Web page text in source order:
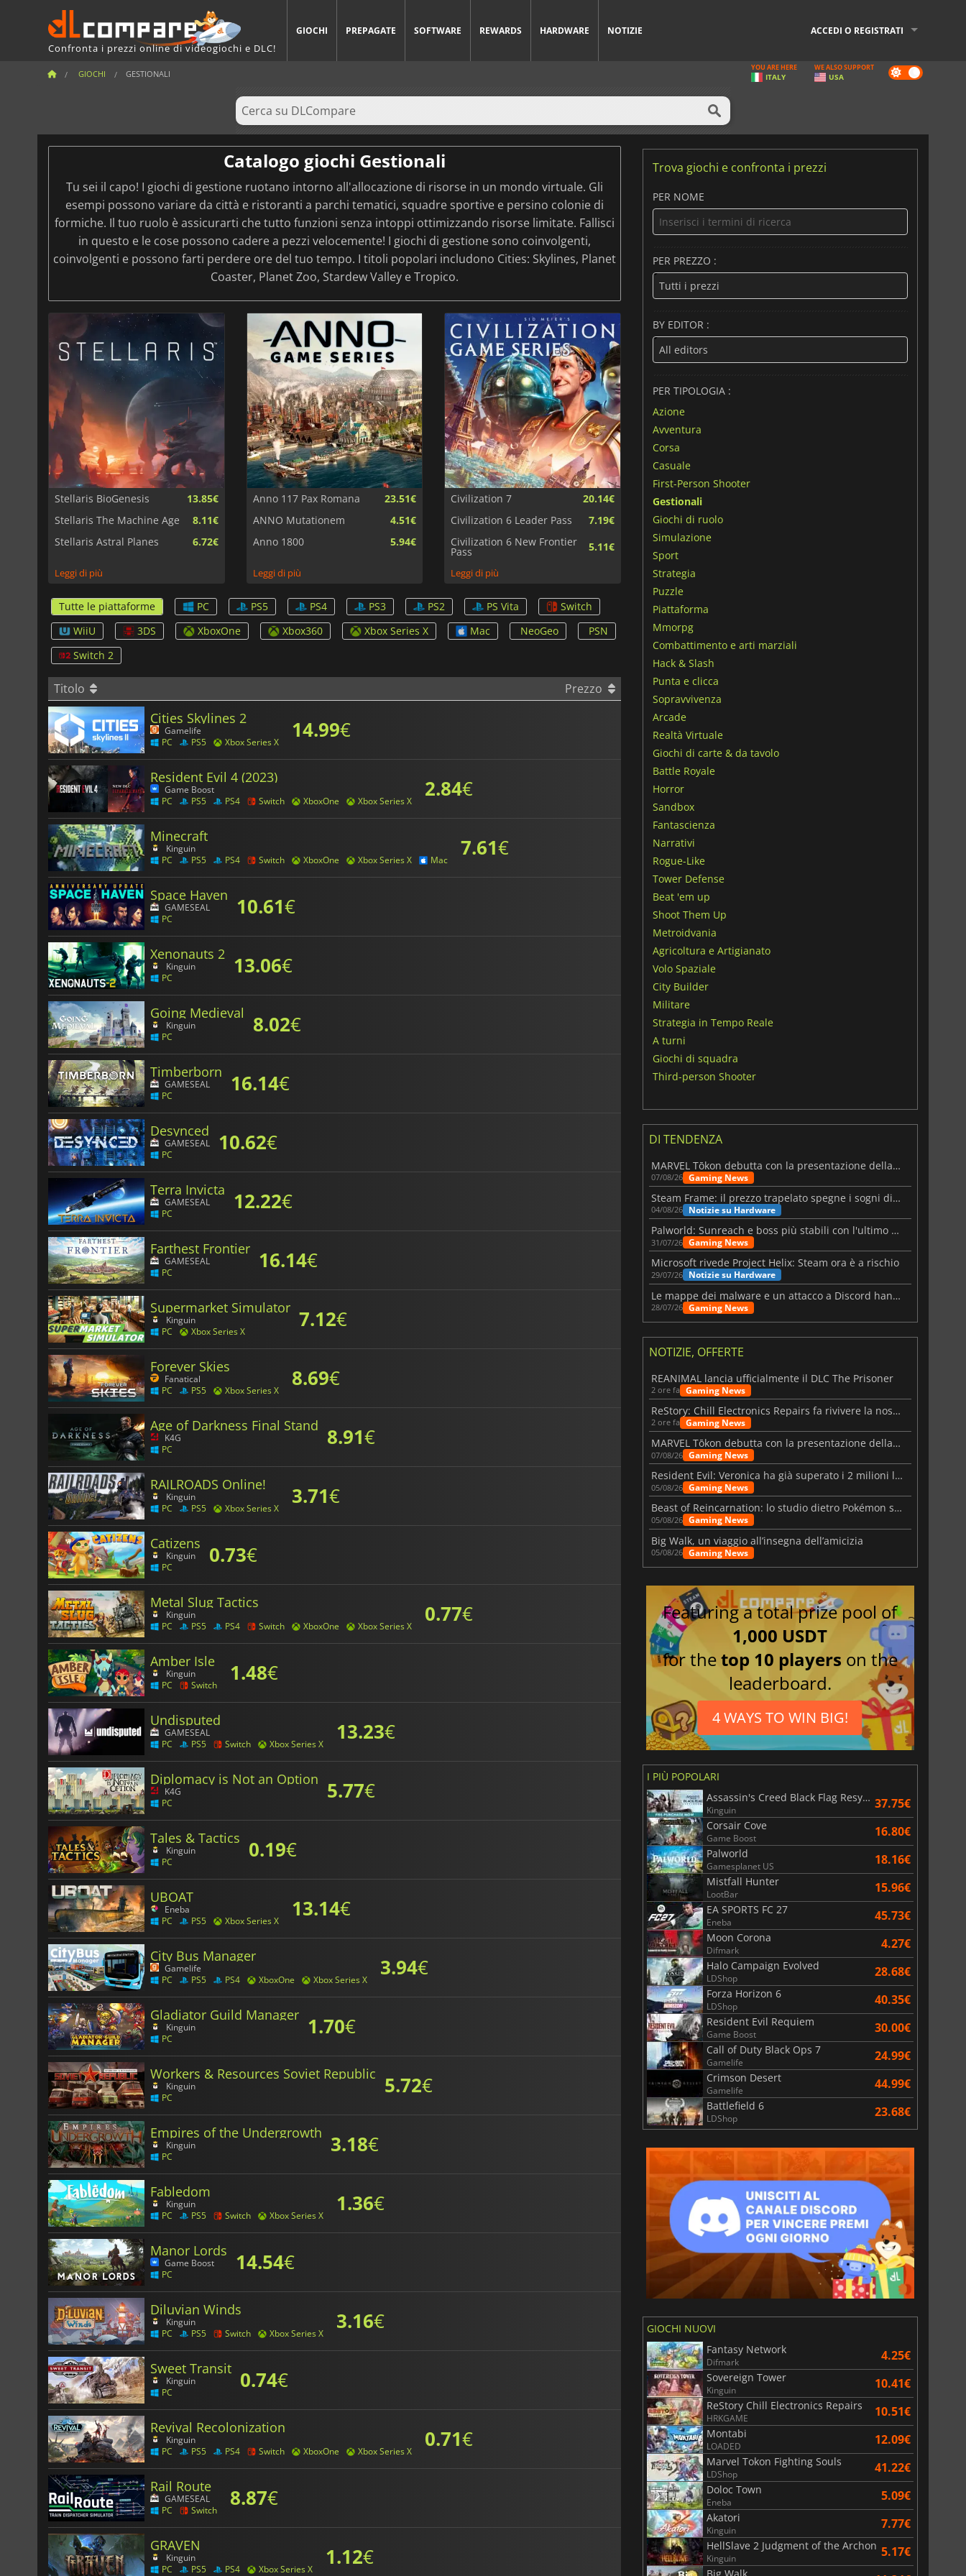
Confronta i prezzi online di videogiochi e DLC!
GIOCHI PREPAGATE SOFTWARE REWARDS HARDWARE NOTIZIE ACCEDI O REGISTRATI
GIOCHI GESTIONALI Dark
mode
YOU ARE HERE
ITALY
WE ALSO SUPPORT
USA
Catalogo giochi Gestionali
Tu sei il capo! I giochi di gestione ruotano intorno all'allocazione di risorse in un mondo virtuale. Gli
esempi possono variare da città e ristoranti a parchi tematici, squadre sportive e persino colonie di
formiche. Il tuo ruolo è assicurarti che tutto funzioni senza intoppi ottimizzando risorse limitate. Fallisci
in questo e le cose possono cadere a pezzi velocemente! I giochi di gestione sono coinvolgenti,
coinvolgenti e possono farti perdere ore del tuo tempo. I titoli popolari includono Cities: Skylines, Planet
Coaster, Planet Zoo, Stardew Valley e Tropico.
Stellaris BioGenesis
13.85€
Stellaris The Machine Age
8.11€
Stellaris Astral Planes
6.72€
Leggi di più
Anno 117 Pax Romana
23.51€
ANNO Mutationem
4.51€
Anno 1800
5.94€
Leggi di più
Civilization 7
20.14€
Civilization 6 Leader Pass
7.19€
Civilization 6 New Frontier
Pass 5.11€
Leggi di più
Tutte le piattaforme PC PS5 PS4 PS3 PS2 PS Vita
Switch
WiiU
3DS XboxOne Xbox360 Xbox Series X Mac NeoGeo
PSN
Switch 2
Titolo Prezzo
Cities Skylines 2
Gamelife
PC
PS5 Xbox Series X 14.99€
Resident Evil 4 (2023)
Game Boost
PC
PS5 PS4 Switch XboxOne Xbox Series X 2.84€
Minecraft
Kinguin
PC
PS5 PS4 Switch XboxOne Xbox Series X Mac 7.61€
Space Haven
GAMESEAL
PC
10.61€
Xenonauts 2
Kinguin
PC
13.06€
Going Medieval
Kinguin
PC
8.02€
Timberborn
GAMESEAL
PC
16.14€
Desynced
GAMESEAL
PC
10.62€
Terra Invicta
GAMESEAL
PC
12.22€
Farthest Frontier
GAMESEAL
PC
16.14€
Supermarket Simulator
Kinguin
PC
Xbox Series X 7.12€
Forever Skies
Fanatical
PC
PS5 Xbox Series X 8.69€
Age of Darkness Final Stand
K4G
PC
8.91€
RAILROADS Online!
Kinguin
PC
PS5 Xbox Series X 3.71€
Catizens
Kinguin
PC
0.73€
Metal Slug Tactics
Kinguin
PC
PS5 PS4 Switch XboxOne Xbox Series X 0.77€
Amber Isle
Kinguin
PC
Switch 1.48€
Undisputed
GAMESEAL
PC
PS5 Switch Xbox Series X 13.23€
Diplomacy is Not an Option
K4G
PC
5.77€
Tales & Tactics
Kinguin
PC
0.19€
UBOAT
Eneba
PC
PS5 Xbox Series X 13.14€
City Bus Manager
Gamelife
PC
PS5 PS4 XboxOne Xbox Series X 3.94€
Gladiator Guild Manager
Kinguin
PC
1.70€
Workers & Resources Soviet Republic
Kinguin
PC
5.72€
Empires of the Undergrowth
Kinguin
PC
3.18€
Fabledom
Kinguin
PC
PS5 Switch Xbox Series X 1.36€
Manor Lords
Game Boost
PC
14.54€
Diluvian Winds
Kinguin
PC
PS5 Switch Xbox Series X 3.16€
Sweet Transit
Kinguin
PC
0.74€
Revival Recolonization
Kinguin
PC
PS5 PS4 Switch XboxOne Xbox Series X 0.71€
Rail Route
GAMESEAL
PC
Switch 8.87€
GRAVEN
Kinguin
PC
PS5 PS4 Xbox Series X 1.12€
Trova giochi e confronta i prezzi
PER NOME
PER PREZZO :
BY EDITOR :
PER TIPOLOGIA :
Azione
Avventura
Corsa
Casuale
First-Person Shooter
Gestionali
Giochi di ruolo
Simulazione
Sport
Strategia
Puzzle
Piattaforma
Mmorpg
Combattimento e arti marziali
Hack & Slash
Punta e clicca
Sopravvivenza
Arcade
Realtà Virtuale
Giochi di carte & da tavolo
Battle Royale
Horror
Sandbox
Fantascienza
Narrativi
Rogue-Like
Tower Defense
Beat 'em up
Shoot Them Up
Metroidvania
Agricoltura e Artigianato
Volo Spaziale
City Builder
Militare
Strategia in Tempo Reale
A turni
Giochi di squadra
Third-person Shooter
DI TENDENZA
MARVEL Tōkon debutta con la presentazione della roadmap per il primo anno
07/08/26 Gaming News
Steam Frame: il prezzo trapelato spegne i sogni di un VR economico
04/08/26 Notizie su Hardware
Palworld: Sunreach e boss più stabili con l'ultimo update
31/07/26 Gaming News
Microsoft rivede Project Helix: Steam ora è a rischio
29/07/26 Notizie su Hardware
Le mappe dei malware e un attacco a Discord hanno colpito Meccha Chameleon
28/07/26 Gaming News
NOTIZIE, OFFERTE
REANIMAL lancia ufficialmente il DLC The Prisoner
2 ore fa Gaming News
ReStory: Chill Electronics Repairs fa rivivere la nostalgia degli anni 2000
2 ore fa Gaming News
MARVEL Tōkon debutta con la presentazione della roadmap per il primo anno
07/08/26 Gaming News
Resident Evil: Veronica ha già superato i 2 milioni liste dei desideri
05/08/26 Gaming News
Beast of Reincarnation: lo studio dietro Pokémon su una nuova strada
05/08/26 Gaming News
Big Walk, un viaggio all’insegna dell’amicizia
05/08/26 Gaming News
Featuring a total prize pool of
1,000 USDT
for thetop 10 players on the
leaderboard.
4 WAYS TO WIN BIG!
I PIÙ POPOLARI
Assassin's Creed Black Flag Resynced
Kinguin 37.75€
Corsair Cove
Game Boost 16.80€
Palworld
Gamesplanet US 18.16€
Mistfall Hunter
LootBar 15.96€
EA SPORTS FC 27
Eneba 45.73€
Moon Corona
Difmark 4.27€
Halo Campaign Evolved
LDShop 28.68€
Forza Horizon 6
LDShop 40.35€
Resident Evil Requiem
Game Boost 30.00€
Call of Duty Black Ops 7
Gamelife 24.99€
Crimson Desert
Gamelife 44.99€
Battlefield 6
LDShop 23.68€
GIOCHI NUOVI
Fantasy Network
Difmark 4.25€
Sovereign Tower
Kinguin 10.41€
ReStory Chill Electronics Repairs
HRKGAME 10.51€
Montabi
LOADED 12.09€
Marvel Tokon Fighting Souls
LDShop 41.22€
Doloc Town
Eneba 5.09€
Akatori
Kinguin 7.77€
HellSlave 2 Judgment of the Archon
Kinguin 5.17€